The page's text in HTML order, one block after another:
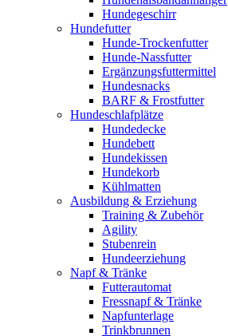
Hundegeschirr
Hundefutter
Hunde-Trockenfutter
Hunde-Nassfutter
Ergänzungsfuttermittel
Hundesnacks
BARF & Frostfutter
Hundeschlafplätze
Hundedecke
Hundebett
Hundekissen
Hundekorb
Kühlmatten
Ausbildung & Erziehung
Training & Zubehör
Agility
Stubenrein
Hundeerziehung
Napf & Tränke
Futterautomat
Fressnapf & Tränke
Napfunterlage
Trinkbrunnen